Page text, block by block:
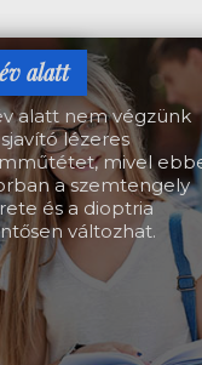
alatt
alatt nem végzünk
lézeres
mivel
a szemtengely
és a dioptria
változhat.